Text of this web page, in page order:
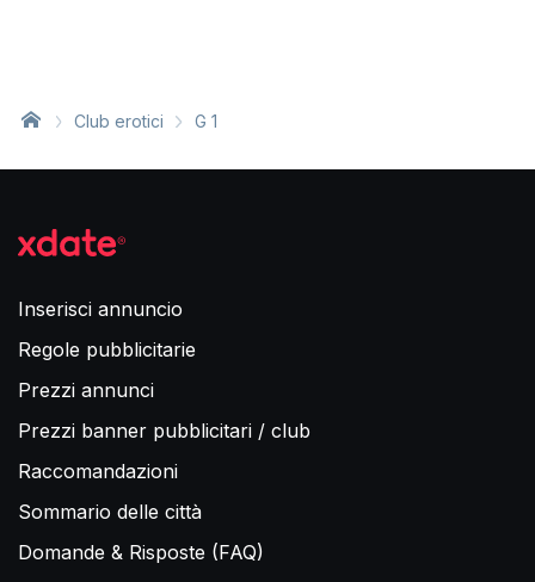
Club erotici G 1
Inserisci annuncio
Regole pubblicitarie
Prezzi annunci
Prezzi banner pubblicitari / club
Raccomandazioni
Sommario delle città
Domande & Risposte (FAQ)